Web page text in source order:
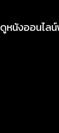
ดูหนังออนไล